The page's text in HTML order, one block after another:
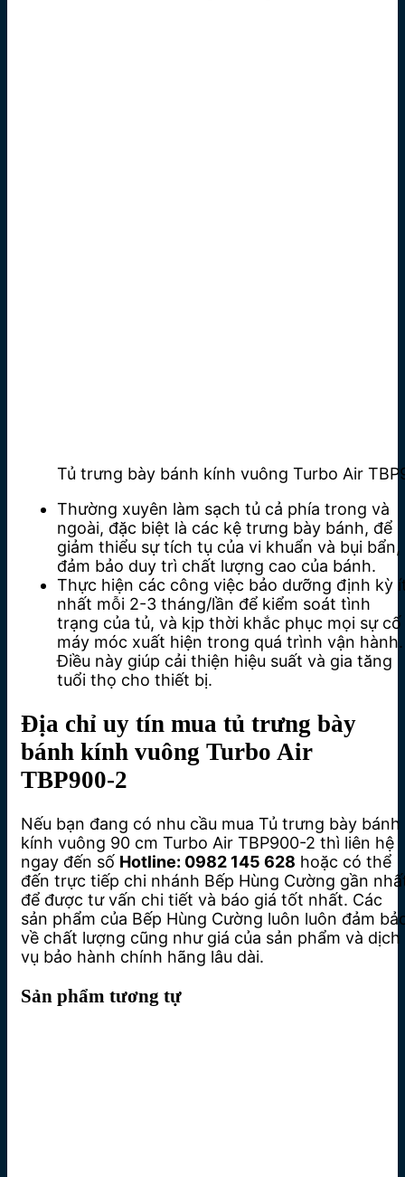
Tủ trưng bày bánh kính vuông Turbo Air
Thường xuyên làm sạch tủ cả phía trong và
ngoài, đặc biệt là các kệ trưng bày bánh, để
giảm thiểu sự tích tụ của vi khuẩn và bụi bẩn,
đảm bảo duy trì chất lượng cao của bánh.
Thực hiện các công việc bảo dưỡng định kỳ
nhất mỗi 2-3 tháng/lần để kiểm soát tình
trạng của tủ, và kịp thời khắc phục mọi sự cố
máy móc xuất hiện trong quá trình vận hành.
Điều này giúp cải thiện hiệu suất và gia tăng
tuổi thọ cho thiết bị.
Địa chỉ uy tín mua tủ trưng bày
bánh kính vuông Turbo Air
TBP900-2
Nếu bạn đang có nhu cầu mua Tủ trưng bày bánh
kính vuông 90 cm Turbo Air TBP900-2 thì liên hệ
ngay đến số Hotline: 0982 145 628 hoặc có thể
đến trực tiếp chi nhánh Bếp Hùng Cường gần
để được tư vấn chi tiết và báo giá tốt nhất. Các
sản phẩm của Bếp Hùng Cường luôn luôn đảm
về chất lượng cũng như giá của sản phẩm và dịch
vụ bảo hành chính hãng lâu dài.
Sản phẩm tương tự